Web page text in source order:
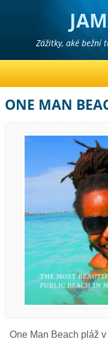
Zážitky, aké bežní
ONE MAN
One Man Beach pláž